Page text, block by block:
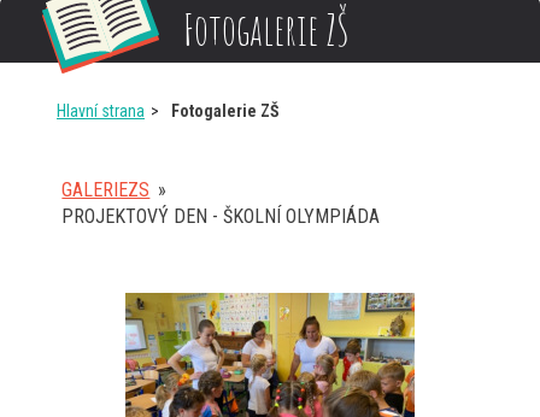
Fotogalerie ZŠ
Hlavní strana Fotogalerie ZŠ
GALERIEZS »
PROJEKTOVÝ DEN - ŠKOLNÍ OLYMPIÁDA